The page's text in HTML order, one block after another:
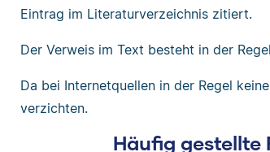
Eintrag im Literaturverzeichnis zitiert.
Der Verweis im Text besteht in der
Da bei Internetquellen in der Regel
verzichten.
Häufig gestellte